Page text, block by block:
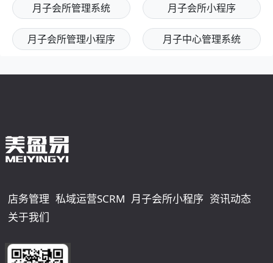
月子会所管理系统 月子会所小程序
月子会所管理小程序 月子中心管理系统
店务管理 私域运营SCRM 月子会所小程序 资讯动态
关于我们